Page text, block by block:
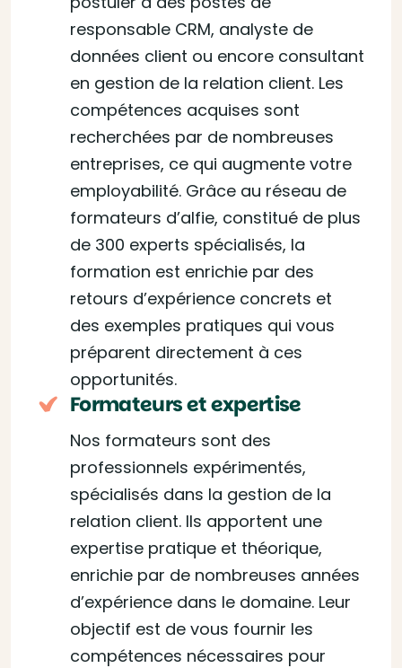
responsable CRM, analyste de
données client ou encore consultant
en gestion de la relation client. Les
compétences acquises sont
recherchées par de nombreuses
entreprises, ce qui augmente votre
employabilité. Grâce au réseau de
formateurs d’alfie, constitué de plus
de 300 experts spécialisés, la
formation est enrichie par des
retours d’expérience concrets et
des exemples pratiques qui vous
préparent directement à ces
opportunités.
Formateurs et expertise
Nos formateurs sont des
professionnels expérimentés,
spécialisés dans la gestion de la
relation client. Ils apportent une
expertise pratique et théorique,
enrichie par de nombreuses années
d’expérience dans le domaine. Leur
objectif est de vous fournir les
compétences nécessaires pour